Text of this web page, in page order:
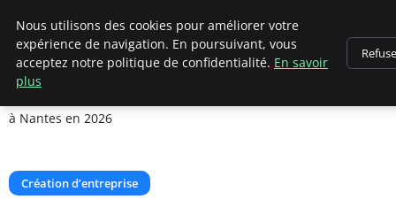
Cannes 1939
Accueil
à Nantes en 2026
Création d’entreprise
Nous utilisons des cookies pour améliorer votre
expérience de navigation. En poursuivant, vous
acceptez notre politique de confidentialité. En savoir
plus